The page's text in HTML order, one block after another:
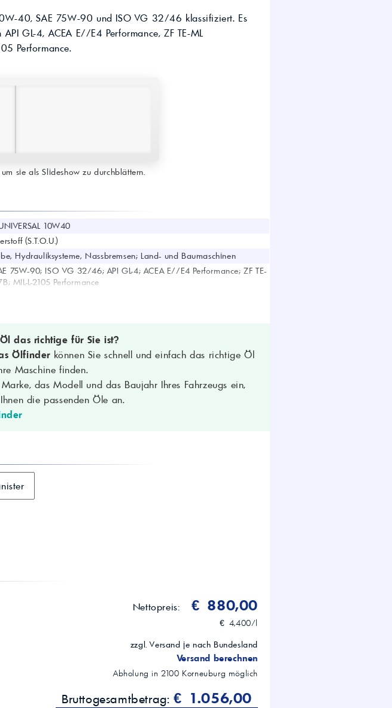
UTTO Öle – Universal
Tractor Transmission Oil
Sie uns!40, SAE 75W-90 und ISO VG 32/46 klassifiziert. Es
GL-4, ACEA E//E4 Performance, ZF TE-ML
Performance.
sie als Slideshow zu durchblättern.
10W40
(S.T.O.U.)
Hydrauliksysteme, Nassbremsen; Land- und Baumaschinen
75W-90; ISO VG 32/46; API GL-4; ACEA E//E4 Performance; ZF TE-
MIL-L-2105 Performance
D5293)
sind Richtwerte
das richtige für Sie ist?
Ölfinder können Sie schnell und einfach das richtige Öl
Maschine finden.
das Modell und das Baujahr Ihres Fahrzeugs ein,
die passenden Öle an.
Nettopreis: € 880,00
€ 4,400/l
zzgl. Versand je nach Bundesland
Versand berechnen
Abholung in2100 Korneuburg möglich
Bruttogesamtbetrag: € 1.056,00